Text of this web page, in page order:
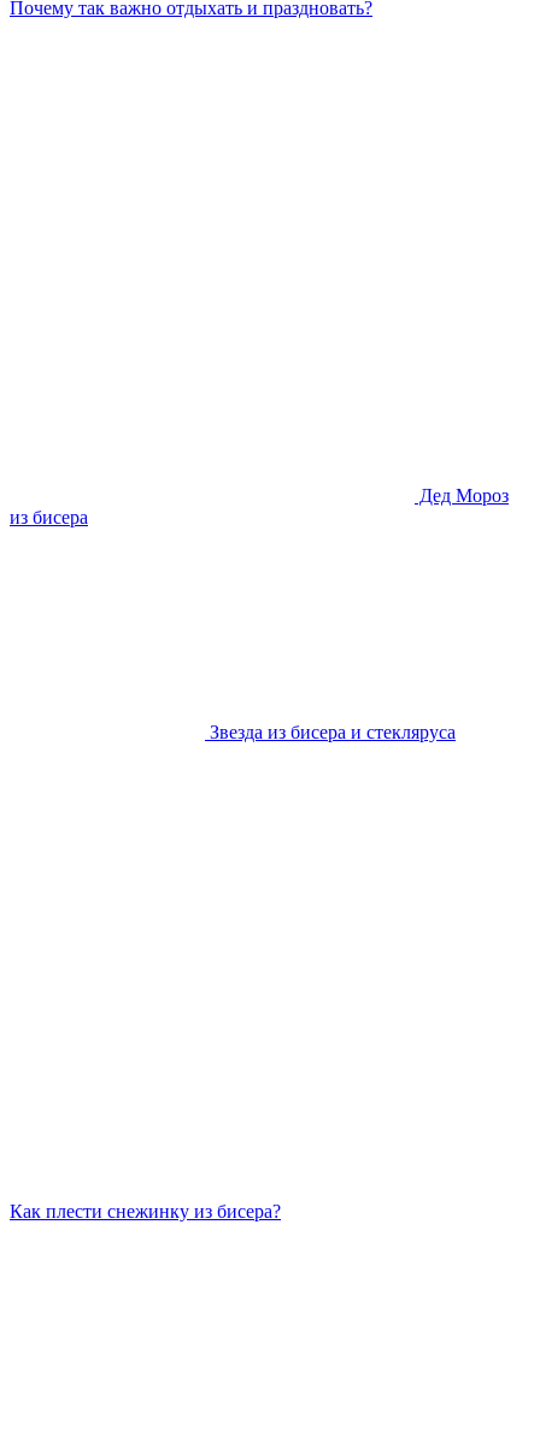
Почему так важно отдыхать и праздновать?
Дед Мороз
из бисера
Звезда из бисера и стекляруса
Как плести снежинку из бисера?